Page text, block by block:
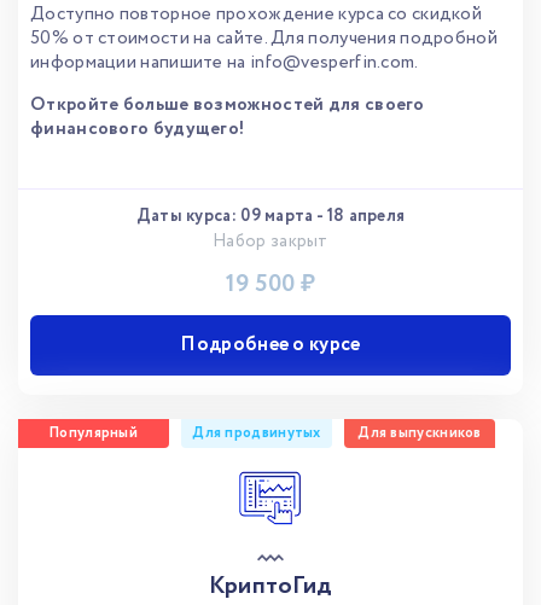
Доступно повторное прохождение курса со скидкой
50% от стоимости на сайте. Для получения подробной
информации напишите на info@vesperfin.com.
Откройте больше возможностей для своего
финансового будущего!
Даты курса: 09 марта - 18 апреля
Набор закрыт
19 500 ₽
Подробнее о курсе
КриптоГид
Популярный Для продвинутых Для выпускников